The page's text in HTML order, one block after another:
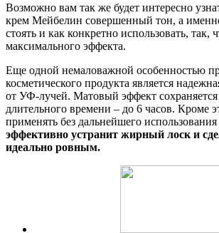
Возможно вам так же будет интересно
крем Мейбелин совершенный тон, а
стоять и как конкретно использовать, так,
максимального эффекта.
Еще одной немаловажной особенностью
косметического продукта является
от УФ-лучей. Матовый эффект
длительного времени – до 6 часов. Кроме
применять без дальнейшего
эффективно устранит жирный лоск и
идеально ровным.